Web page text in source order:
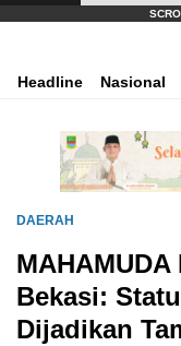
Headline
Nasional
DAERAH
Bekasi:
Dijadikan